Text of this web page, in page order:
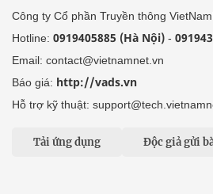
Công ty Cổ phần Truyền thông
Hotline: 0919405885 (Hà Nội) -
Email: contact@vietnamnet.vn
Báo giá: http://vads.vn
Hỗ trợ kỹ thuật:
Tải ứng dụng Độc giả gửi